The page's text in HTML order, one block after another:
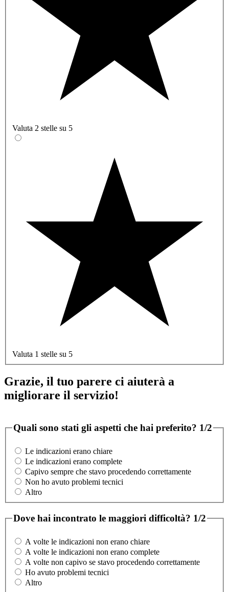
Valuta 2 stelle su 5
Valuta 1 stelle su 5
Grazie, il tuo parere ci aiuterà a
migliorare il servizio!
Quali sono stati gli aspetti che hai preferito? 1/2
Le indicazioni erano chiare
Le indicazioni erano complete
Capivo sempre che stavo procedendo correttamente
Non ho avuto problemi tecnici
Altro
Dove hai incontrato le maggiori difficoltà? 1/2
A volte le indicazioni non erano chiare
A volte le indicazioni non erano complete
A volte non capivo se stavo procedendo correttamente
Ho avuto problemi tecnici
Altro